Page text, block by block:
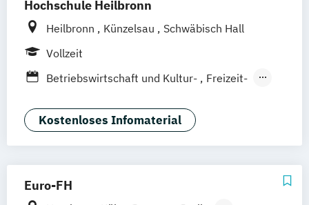
Hochschule Heilbronn
Heilbronn Künzelsau
Schwäbisch Hall
Vollzeit
Betriebswirtschaft und Kultur-
Freizeit-
Hotel- und Restaurantmanagement
(DE/EN)
Nachhaltigkeitsmanagement (DE/EN)
Kostenloses Infomaterial
Euro-FH